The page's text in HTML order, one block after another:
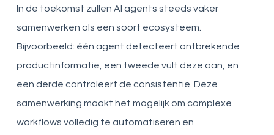
In de toekomst zullen AI agents steeds vaker
samenwerken als een soort ecosysteem.
Bijvoorbeeld: één agent detecteert ontbrekende
productinformatie, een tweede vult deze aan, en
een derde controleert de consistentie. Deze
samenwerking maakt het mogelijk om complexe
workflows volledig te automatiseren en